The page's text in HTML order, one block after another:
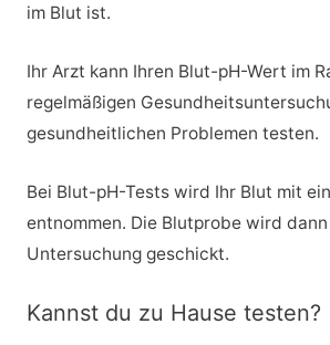
im Blut ist.
Ihr Arzt kann Ihren Blut-pH-Wert im
regelmäßigen
gesundheitlichen Problemen testen.
Bei Blut-pH-Tests wird Ihr Blut mit
entnommen. Die Blutprobe wird
Untersuchung geschickt.
Kannst du zu Hause testen?